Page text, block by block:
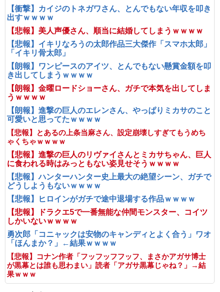
【衝撃】カイジのトネガワさん、とんでもない年収を叩き
出すｗｗｗｗ
【悲報】美人声優さん、順当に結婚してしまうｗｗｗｗ
【悲報】イキリなろうの太郎作品三大傑作「スマホ太郎」
「イキリ骨太郎」
【朗報】ワンピースのアイツ、とんでもない懸賞金額を叩
き出してしまうｗｗｗｗ
【朗報】金曜ロードショーさん、ガチで本気を出してしま
うｗｗｗｗ
【朗報】進撃の巨人のエレンさん、やっぱりミカサのこと
可愛いと思ってたｗｗｗｗ
【悲報】とあるの上条当麻さん、設定崩壊しすぎてもうめち
ゃくちゃｗｗｗｗ
【悲報】進撃の巨人のリヴァイさんとミカサちゃん、巨人
に食われる時はみっともない姿見せそうｗｗｗｗ
【悲報】ハンターハンター史上最大の絶望シーン、ガチで
どうしようもないｗｗｗｗ
【悲報】ヒロインがガチで途中退場する作品ｗｗｗｗ
【悲報】ドラクエ5で一番無能な仲間モンスター、コイツ
しかいないｗｗｗｗ
勇次郎「コニャックは安物のキャンディとよく合う」ワオ
「ほんまか？」←結果ｗｗｗｗ
【悲報】コナン作者「フッフッフフッフ、まさかアガサ博士
が黒幕とは誰も思わまい」読者「アガサ黒幕じゃね？」→結
果ｗｗｗ